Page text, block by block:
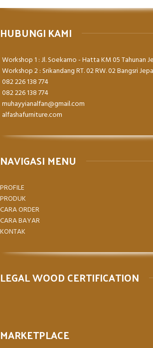
HUBUNGI KAMI
Workshop 1 : Jl. Soekarno - Hatta KM 05 Tahunan
Workshop 2 : Srikandang RT. 02 RW. 02 Bangsri
082 226 138 774
082 226 138 774
muhayyianalfan@gmail.com
alfashafurniture.com
NAVIGASI MENU
PROFILE
PRODUK
CARA ORDER
CARA BAYAR
KONTAK
LEGAL WOOD CERTIFICATION
MARKETPLACE